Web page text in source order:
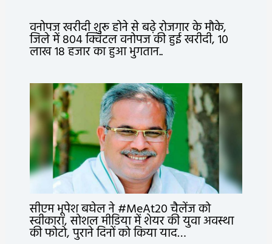
वनोपज खरीदी शुरू होने से बढ़े रोजगार के मौके,
जिले में 804 क्विंटल वनोपज की हुई खरीदी, 10
लाख 18 हजार का हुआ भुगतान..
सीएम भूपेश बघेल ने #MeAt20 चैलेंज को
स्वीकारा, सोशल मीडिया में शेयर की युवा अवस्था
की फोटो, पुराने दिनों को किया याद…